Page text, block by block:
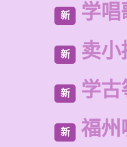
新 学唱
新 卖小
新 学古
新 福州